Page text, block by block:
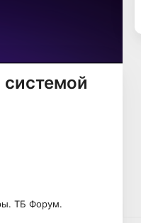
ТБ Форум.